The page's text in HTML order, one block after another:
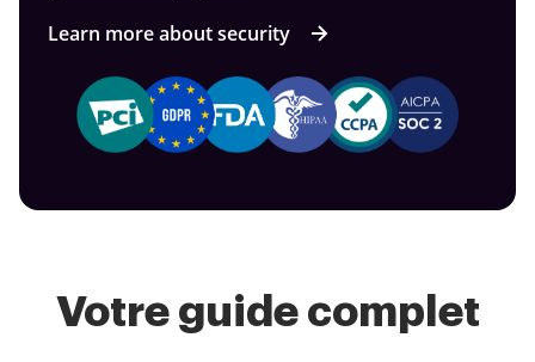
Learn more about security
Votre guide complet